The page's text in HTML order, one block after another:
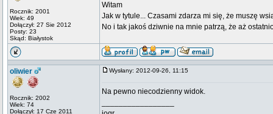
Rocznik: 2001
Wiek: 49
Dołączył: 27 Sie 2012
Posty: 23
Skąd: Białystok
Witam
Jak w tytule... Czasami zdarza mi się, że muszę
No i tak jakoś dziwnie na mnie patrzą, że aż
oliwier
Rocznik: 2002
Wiek: 74
Dołączył: 17 Cze 2011
Wysłany: 2012-09-26, 11:15
Na pewno niecodzienny widok.